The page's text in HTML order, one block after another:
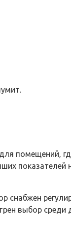
помещений,
снабжен
выбор